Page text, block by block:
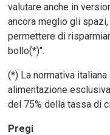
valutare anche in
ancora meglio gli
permettere di
bollo(*)".
(*) La normativa
alimentazione
del 75% della tassa di
Pregi